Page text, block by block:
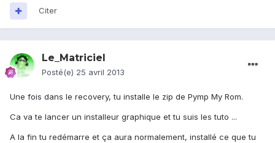
Citer
Le_Matriciel
Posté(e) 25 avril 2013
Une fois dans le recovery, tu installe le zip de Pymp My Rom.
Ca va te lancer un installeur graphique et tu suis les tuto ...
A la fin tu redémarre et ça aura normalement, installé ce que tu